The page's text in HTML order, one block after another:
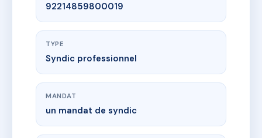
92214859800019
TYPE
Syndic professionnel
MANDAT
un mandat de syndic